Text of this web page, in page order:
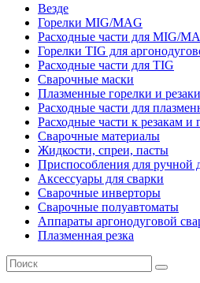
Везде
Горелки MIG/MAG
Расходные части для MIG/
Горелки TIG для
Расходные части для TIG
Сварочные маски
Плазменные горелки и резаки
Расходные части для
Расходные части к резакам и
Сварочные материалы
Жидкости, спреи, пасты
Приспособления для ручной
Аксессуары для сварки
Сварочные инверторы
Сварочные полуавтоматы
Аппараты аргонодуговой
Плазменная резка